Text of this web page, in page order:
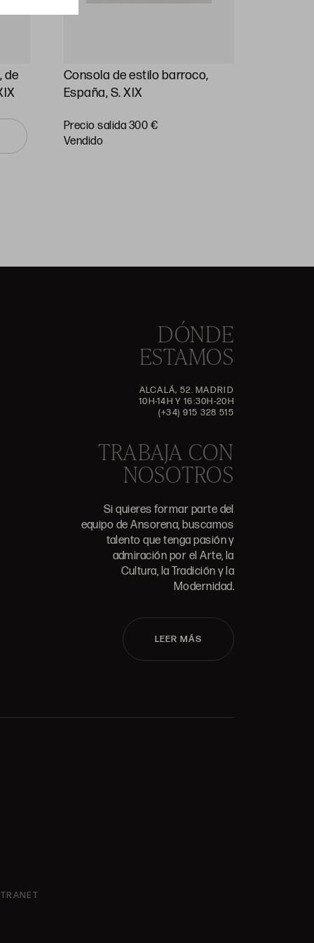
de
Consola de estilo barroco,
España, S. XIX
Precio salida 300 €
vendido
DÓNDE
ESTAMOS
ALCALÁ, 52. MADRID
10H-14H Y 16:30H-20H
(+34) 915 328 515
TRABAJA CON
NOSOTROS
Si quieres formar parte del
equipo de Ansorena, buscamos
talento que tenga pasión y
admiración por el Arte, la
Cultura, la Tradición y la
Modernidad.
LEER MÁS